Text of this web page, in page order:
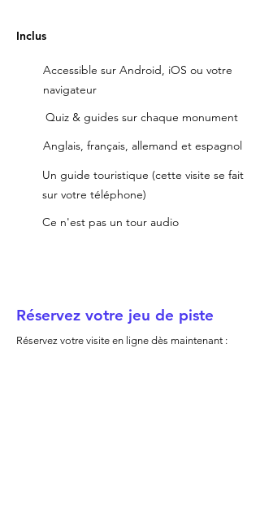
Inclus
Accessible sur Android, iOS ou votre
navigateur
Quiz & guides sur chaque monument
Anglais, français, allemand et espagnol
Un guide touristique (cette visite se fait
sur votre téléphone)
Ce n'est pas un tour audio
Réservez votre jeu de piste
Réservez votre visite en ligne dès maintenant :